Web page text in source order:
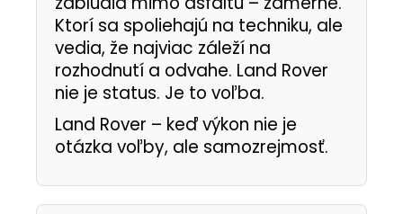
Ktorí sa spoliehajú na techniku, ale
vedia, že najviac záleží na
rozhodnutí a odvahe. Land Rover
nie je status. Je to voľba.
Land Rover – keď výkon nie je
otázka voľby, ale samozrejmosť.